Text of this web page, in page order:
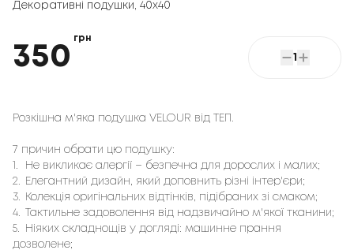
Декоративні подушки 40x40
350
грн
1
Розкішна м'яка подушка VELOUR від ТЕП.
7 причин обрати цю подушку:
Не викликає алергії – безпечна для дорослих і малих;
2.
Елегантний дизайн, який доповнить різні інтер'єри;
3.
Колекція оригінальних відтінків, підібраних зі смаком;
4.
Тактильне задоволення від надзвичайно м'якої тканини;
5.
Ніяких складнощів у догляді: машинне прання
дозволене;